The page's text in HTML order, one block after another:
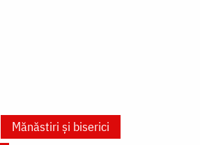
Mănăstiri și biserici